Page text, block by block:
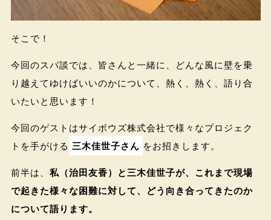
そこで！
今回のスパ談では、皆さんと一緒に、どんな風に壁を乗
り越えてゆけばいいのかについて、熱く、熱く、語り合
いたいと思います！
今回のゲストはサイボウズ株式会社で様々なプロジェク
トを手がける 三木佳世子さん をお招きします。
前半は、 私（治田友香）と三木佳世子が、これまで現場
で起きた様々な困難に対して、どう向き合ってきたのか
について語ります。